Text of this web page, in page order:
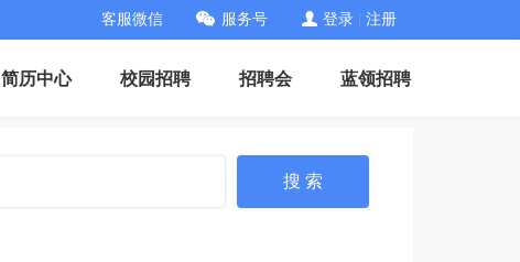
客服微信 服务号 登录 注册
简历中心 校园招聘 招聘会 蓝领招聘
搜 索